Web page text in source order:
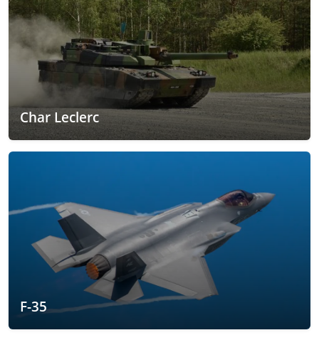
Char Leclerc
F-35